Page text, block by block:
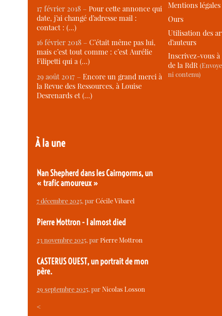
17 février 2018 –Pour cette annonce qui
date, j’ai changé d’adresse mail :
contact : (…)
16 février 2018 –C’était même pas lui,
mais c’est tout comme : c’est Aurélie
Filipetti qui a (…)
29 août 2017 –Encore un grand merci à
la Revue des Ressources, à Louise
Desrenards et (…)
À la une
Nan Shepherd dans les Cairngorms, un
« trafic amoureux »
7 décembre 2025, parCécile Vibarel
Pierre Mottron - I almost died
23 novembre 2025, parPierre Mottron
CASTERUS OUEST, un portrait de mon
père.
29 septembre 2025, parNicolas Losson
<
Mentions légales
Ours
Utilisation des
d’auteurs
Inscrivez-vous
de la RdR
ni contenu)